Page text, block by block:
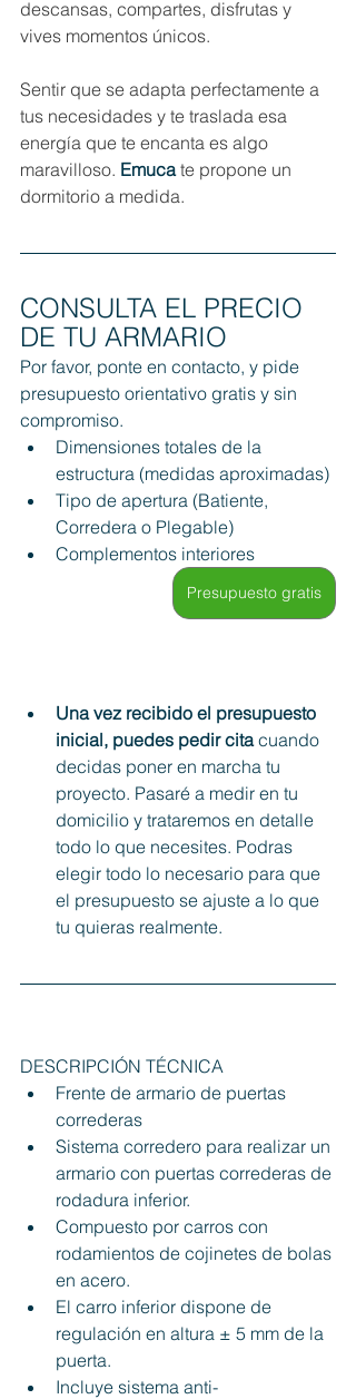
descansas, compartes, disfrutas y
vives momentos únicos.
Sentir que se adapta perfectamente a
tus necesidades y te traslada esa
energía que te encanta es algo
maravilloso. Emuca te propone un
dormitorio a medida.
CONSULTA EL PRECIO
DE TU ARMARIO
Por favor, ponte en contacto, y pide
presupuesto orientativo gratis y sin
compromiso.
Dimensiones totales de la
estructura (medidas aproximadas)
Tipo de apertura (Batiente,
Corredera o Plegable)
Complementos interiores
Presupuesto gratis
Una vez recibido el presupuesto
inicial, puedes pedir cita cuando
decidas poner en marcha tu
proyecto. Pasaré a medir en tu
domicilio y trataremos en detalle
todo lo que necesites. Podras
elegir todo lo necesario para que
el presupuesto se ajuste a lo que
tu quieras realmente.
DESCRIPCIÓN TÉCNICA
Frente de armario de puertas
correderas
Sistema corredero para realizar un
armario con puertas correderas de
rodadura inferior.
Compuesto por carros con
rodamientos de cojinetes de bolas
en acero.
El carro inferior dispone de
regulación en altura ± 5 mm de la
puerta.
Incluye sistema anti-